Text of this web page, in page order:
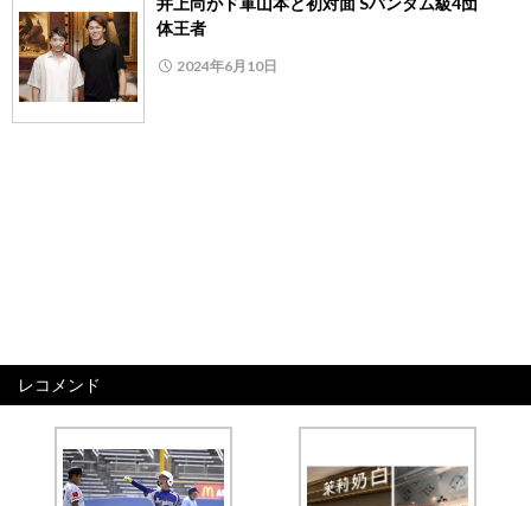
体王者
2024年6月10日
レコメンド